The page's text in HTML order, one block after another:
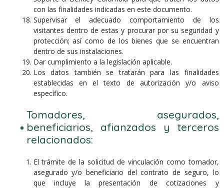
con las finalidades indicadas en este documento.
Supervisar el adecuado comportamiento de los
visitantes dentro de estas y procurar por su seguridad y
protección; así como de los bienes que se encuentran
dentro de sus instalaciones.
Dar cumplimiento a la legislación aplicable.
Los datos también se tratarán para las finalidades
establecidas en el texto de autorización y/o aviso
específico.
Tomadores, asegurados,
beneficiarios, afianzados y terceros
relacionados:
El trámite de la solicitud de vinculación como tomador,
asegurado y/o beneficiario del contrato de seguro, lo
que incluye la presentación de cotizaciones y